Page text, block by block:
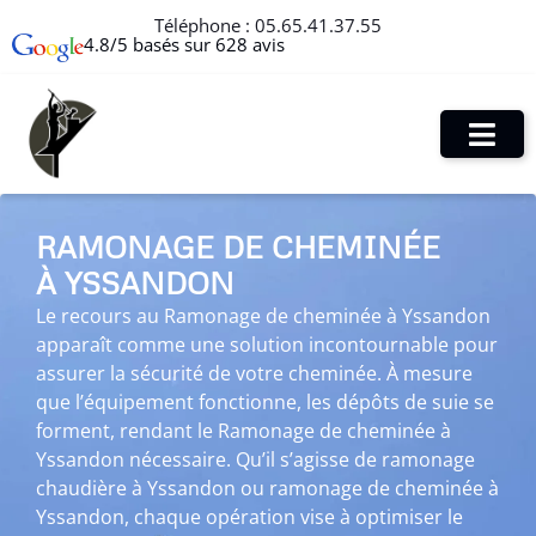
Téléphone : 05.65.41.37.55
4.8/5 basés sur 628 avis
RAMONAGE DE CHEMINÉE
À YSSANDON
Le recours au Ramonage de cheminée à Yssandon
apparaît comme une solution incontournable pour
assurer la sécurité de votre cheminée. À mesure
que l’équipement fonctionne, les dépôts de suie se
forment, rendant le Ramonage de cheminée à
Yssandon nécessaire. Qu’il s’agisse de ramonage
chaudière à Yssandon ou ramonage de cheminée à
Yssandon, chaque opération vise à optimiser le